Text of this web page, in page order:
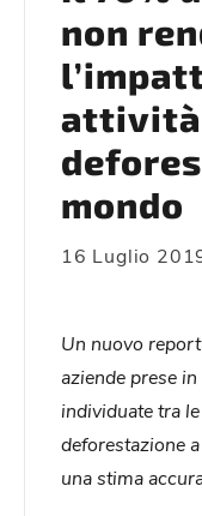
non
mondo
16 Luglio
Un nuovo
aziende prese
individuate tra
deforestazione
una stima